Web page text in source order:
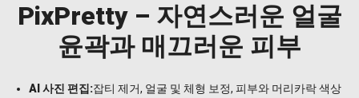
PixPretty – 자연스러운 얼굴
윤곽과 매끄러운 피부
AI 사진 편집:잡티 제거, 얼굴 및 체형 보정, 피부와 머리카락 색상